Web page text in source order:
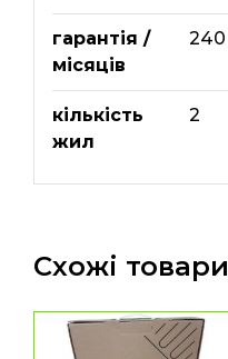
гарантія /
місяців
240
кількість
жил
2
Схожі товари